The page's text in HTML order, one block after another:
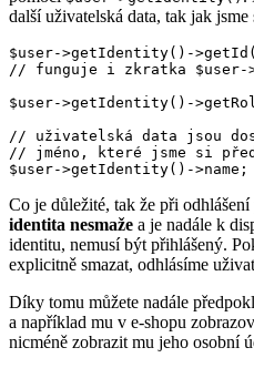
další uživatelská data, tak jak
$user->getIdentity()-
// funguje i zkratka $user-
$user->getIdentity()-
// uživatelská data jsou
// jméno, které jsme si
Co je důležité, tak že při
identita nesmaže a je nadále k
identitu, nemusí být přihlášený.
explicitně smazat, odhlásíme
Díky tomu můžete nadále
a například mu v e-shopu
nicméně zobrazit mu jeho osobní